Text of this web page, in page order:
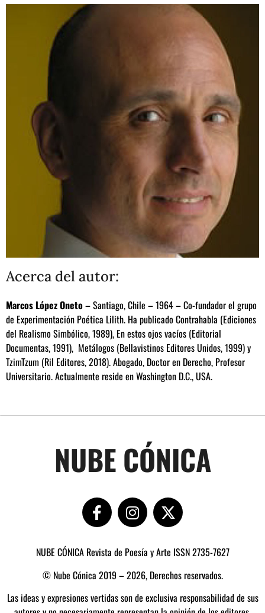
Acerca del autor:
Marcos López Oneto– Santiago, Chile – 1964 – Co-fundador el grupo
de Experimentación Poética Lilith. Ha publicado Contrahabla (Ediciones
del Realismo Simbólico, 1989), En estos ojos vacíos (Editorial
Documentas, 1991), Metálogos (Bellavistinos Editores Unidos, 1999) y
TzimTzum (Ril Editores, 2018). Abogado, Doctor en Derecho, Profesor
Universitario. Actualmente reside en Washington D.C., USA.
NUBE CÓNICA
NUBE CÓNICA Revista de Poesía y Arte ISSN 2735-7627
© Nube Cónica 2019 – 2026, Derechos reservados.
Las ideas y expresiones vertidas son de exclusiva responsabilidad de sus